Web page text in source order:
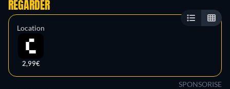
REGARDER
Location
2,99€
SPONSORISE